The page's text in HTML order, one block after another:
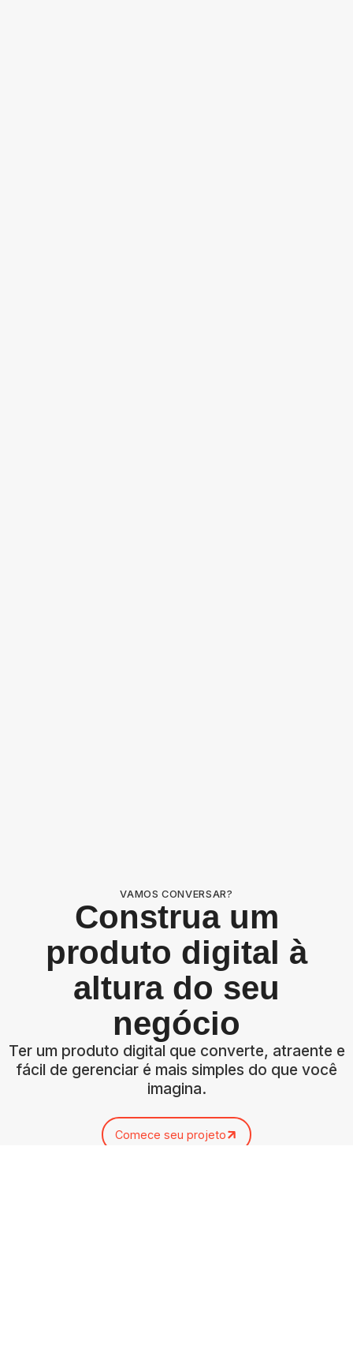
VAMOS CONVERSAR?
Construa um
produto digital à
altura do seu
negócio
Ter um produto digital que converte, atraente e
fácil de gerenciar é mais simples do que você
imagina.
Comece seu projeto